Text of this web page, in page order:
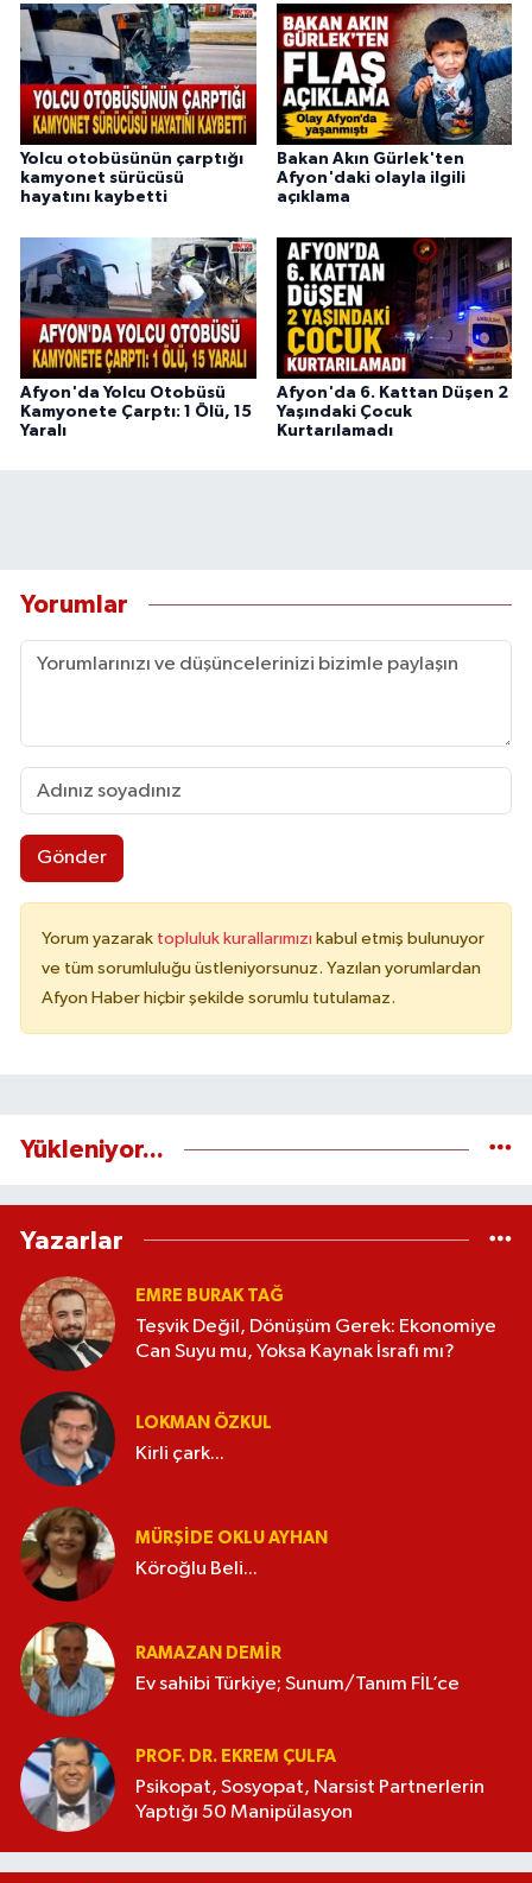
Yolcu otobüsünün çarptığı
kamyonet sürücüsü
hayatını kaybetti
Bakan Akın Gürlek'ten
Afyon'daki olayla ilgili
açıklama
Afyon'da Yolcu Otobüsü
Kamyonete Çarptı: 1 Ölü, 15
Yaralı
Afyon'da 6. Kattan Düşen 2
Yaşındaki Çocuk
Kurtarılamadı
Yorumlar
Gönder
Yorum yazarak topluluk kurallarımızı kabul etmiş bulunuyor
ve tüm sorumluluğu üstleniyorsunuz. Yazılan yorumlardan
Afyon Haber hiçbir şekilde sorumlu tutulamaz.
Yükleniyor...
Yazarlar
EMRE BURAK TAĞ
Teşvik Değil, Dönüşüm Gerek: Ekonomiye
Can Suyu mu, Yoksa Kaynak İsrafı mı?
LOKMAN ÖZKUL
Kirli çark...
MÜRŞIDE OKLU AYHAN
Köroğlu Beli...
RAMAZAN DEMİR
Ev sahibi Türkiye; Sunum/Tanım FİL’ce
PROF. DR. EKREM ÇULFA
Psikopat, Sosyopat, Narsist Partnerlerin
Yaptığı 50 Manipülasyon